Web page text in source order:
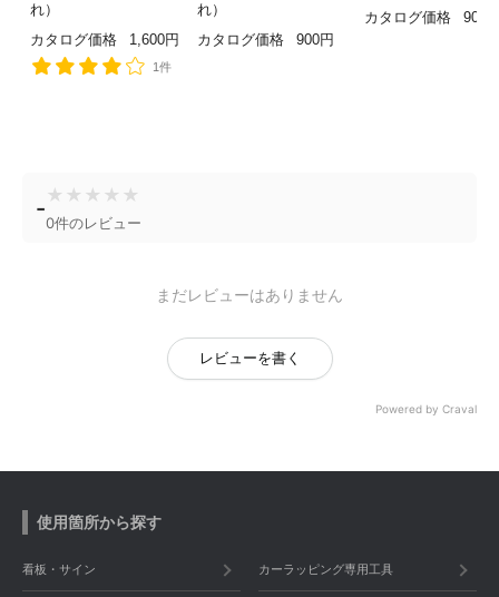
れ）
カタログ価格
1,600円
1件
れ）
カタログ価格
900円
カタログ価格
900
- ★ ★ ★ ★ ★
0件のレビュー
まだレビューはありません
レビューを書く
Powered by Craval
使用箇所から探す
看板・サイン カーラッピング専用工具